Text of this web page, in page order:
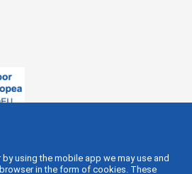
using the mobile app we may use and
in the form of cookies. These